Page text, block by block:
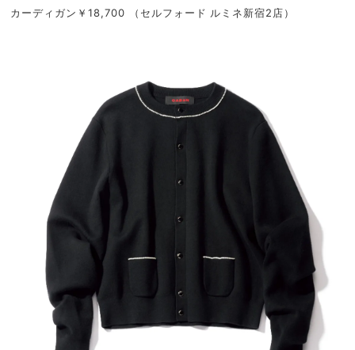
カーディガン￥18,700 （セルフォード ルミネ新宿2店）